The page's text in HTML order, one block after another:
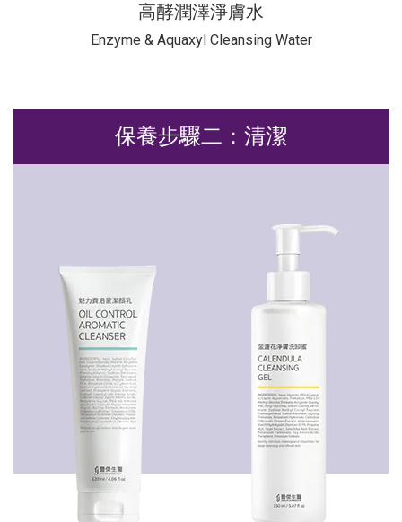
高酵潤澤淨膚水
Enzyme & Aquaxyl Cleansing Water
保養步驟二：清潔